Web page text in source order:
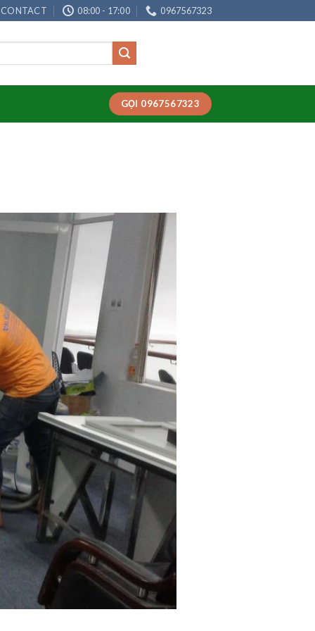
CONTACT 08:00 - 17:00 0967567323
GỌI 0967567323